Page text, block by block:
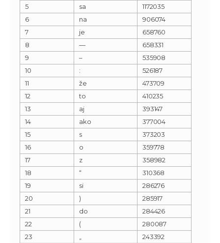
5
sa
1172035
6
na
906074
7
je
658760
8
—
658331
9
–
535908
10
:
526187
11
že
473709
12
to
410235
13
aj
393147
14
ako
377004
15
s
373203
16
o
359778
17
z
358982
18
“
310368
19
si
286276
20
)
285917
21
do
284426
22
(
280087
23
243392